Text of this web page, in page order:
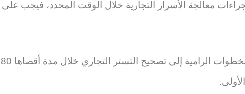
معالجة الأسرار التجارية خلال الوقت المحدد، فيجب